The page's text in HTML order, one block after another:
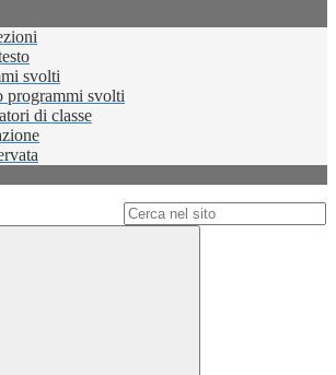
svolti
programmi svolti
di classe